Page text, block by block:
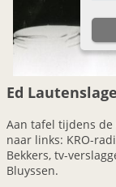
Ed
Aan tafel tijdens de
naar links: KRO-
Bekkers, tv-
Bluyssen.